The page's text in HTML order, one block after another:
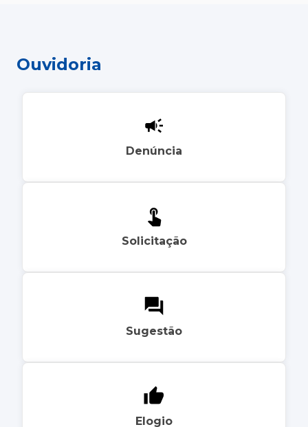
Ouvidoria
Denúncia
Solicitação
Sugestão
Elogio